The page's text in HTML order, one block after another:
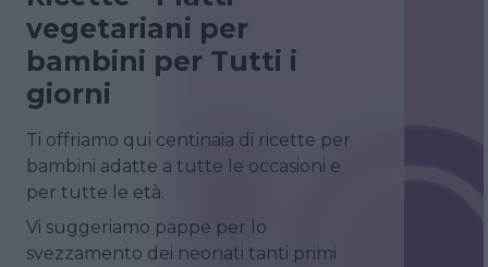
vegetariani per
bambini per Tutti i
giorni
Ti offriamo qui centinaia di ricette per
bambini adatte a tutte le occasioni e
per tutte le età.
Vi suggeriamo pappe per lo
svezzamento dei neonati tanti primi